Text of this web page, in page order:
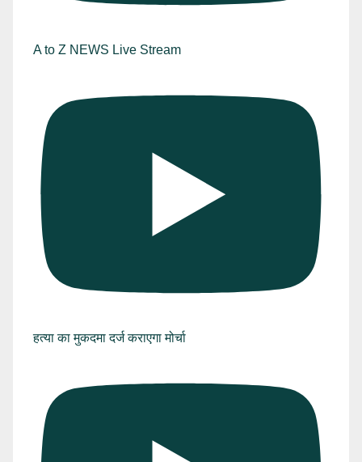
A to Z NEWS Live Stream
हत्या का मुकदमा दर्ज कराएगा मोर्चा